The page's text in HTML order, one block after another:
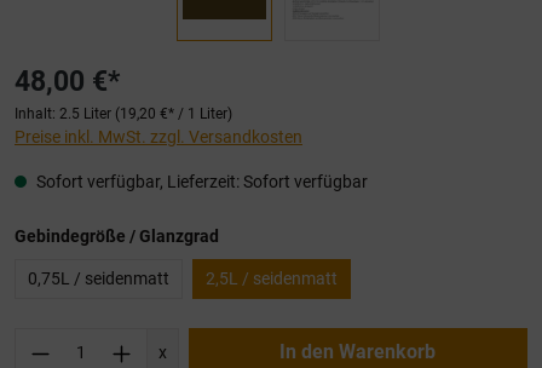
48,00 €*
Inhalt: 2.5 Liter (19,20 €* / 1 Liter)
Preise inkl. MwSt. zzgl. Versandkosten
Sofort verfügbar, Lieferzeit: Sofort verfügbar
Gebindegröße / Glanzgrad
0,75L / seidenmatt 2,5L / seidenmatt
Produkt Anzahl: Gib den gewünschten
x In den Warenkorb